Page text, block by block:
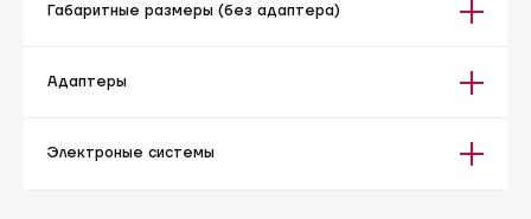
Габаритные размеры (без адаптера)
Адаптеры
Электроные системы